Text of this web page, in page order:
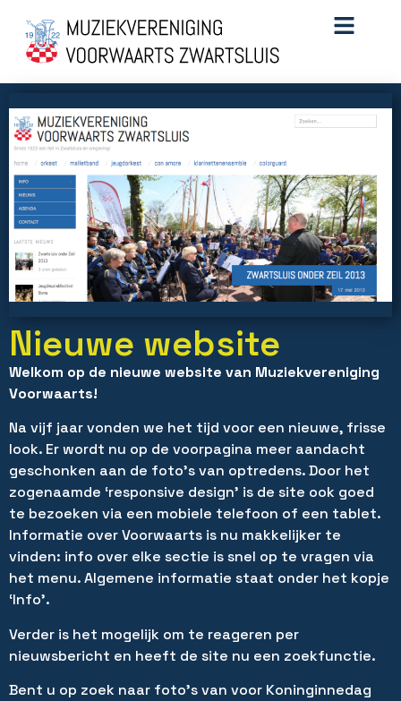
Nieuwe website
Welkom op de nieuwe website van Muziekvereniging
Voorwaarts!
Na vijf jaar vonden we het tijd voor een nieuwe, frisse
look. Er wordt nu op de voorpagina meer aandacht
geschonken aan de foto’s van optredens. Door het
zogenaamde ‘responsive design’ is de site ook goed
te bezoeken via een mobiele telefoon of een tablet.
Informatie over Voorwaarts is nu makkelijker te
vinden: info over elke sectie is snel op te vragen via
het menu. Algemene informatie staat onder het kopje
‘Info’.
Verder is het mogelijk om te reageren per
nieuwsbericht en heeft de site nu een zoekfunctie.
Bent u op zoek naar foto’s van voor Koninginnedag